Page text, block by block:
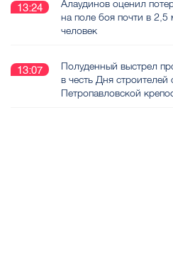
13:24
Алаудинов оценил
на поле боя почти в 2,5
человек
13:07
Полуденный выстрел
в честь Дня строителей
Петропавловской